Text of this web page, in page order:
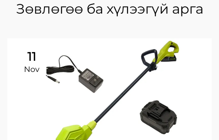
Зөвлөгөө ба хүлээгүй арга
11
Nov